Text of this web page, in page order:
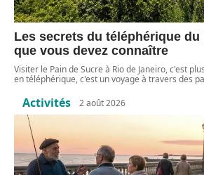
Les secrets du téléphérique du
que vous devez connaître
Visiter le Pain de Sucre à Rio de Janeiro, c'est
en téléphérique, c'est un voyage à travers des
Activités 2 août 2026